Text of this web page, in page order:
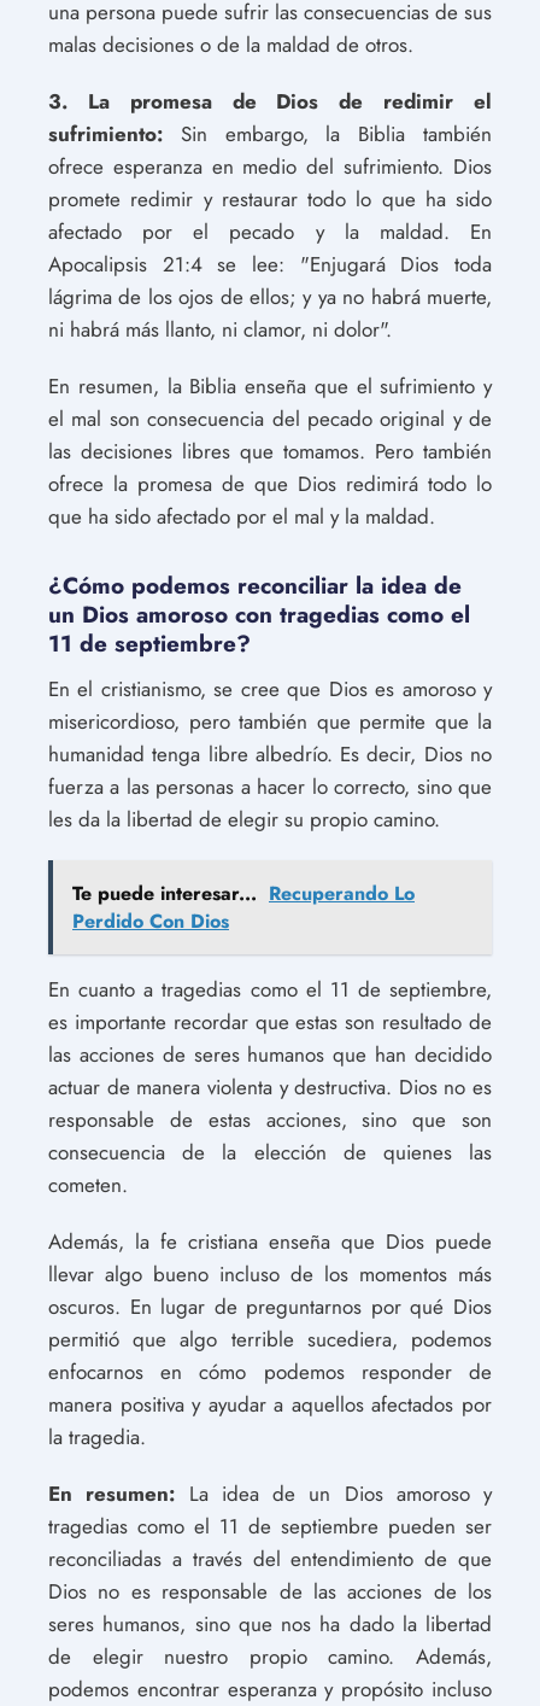
una persona puede sufrir las consecuencias de sus
malas decisiones o de la maldad de otros.
3. La promesa de Dios de redimir el
sufrimiento: Sin embargo, la Biblia también
ofrece esperanza en medio del sufrimiento. Dios
promete redimir y restaurar todo lo que ha sido
afectado por el pecado y la maldad. En
Apocalipsis 21:4 se lee: "Enjugará Dios toda
lágrima de los ojos de ellos; y ya no habrá muerte,
ni habrá más llanto, ni clamor, ni dolor".
En resumen, la Biblia enseña que el sufrimiento y
el mal son consecuencia del pecado original y de
las decisiones libres que tomamos. Pero también
ofrece la promesa de que Dios redimirá todo lo
que ha sido afectado por el mal y la maldad.
¿Cómo podemos reconciliar la idea de
un Dios amoroso con tragedias como el
11 de septiembre?
En el cristianismo, se cree que Dios es amoroso y
misericordioso, pero también que permite que la
humanidad tenga libre albedrío. Es decir, Dios no
fuerza a las personas a hacer lo correcto, sino que
les da la libertad de elegir su propio camino.
Te puede interesar... Recuperando Lo
Perdido Con Dios
En cuanto a tragedias como el 11 de septiembre,
es importante recordar que estas son resultado de
las acciones de seres humanos que han decidido
actuar de manera violenta y destructiva. Dios no es
responsable de estas acciones, sino que son
consecuencia de la elección de quienes las
cometen.
Además, la fe cristiana enseña que Dios puede
llevar algo bueno incluso de los momentos más
oscuros. En lugar de preguntarnos por qué Dios
permitió que algo terrible sucediera, podemos
enfocarnos en cómo podemos responder de
manera positiva y ayudar a aquellos afectados por
la tragedia.
En resumen: La idea de un Dios amoroso y
tragedias como el 11 de septiembre pueden ser
reconciliadas a través del entendimiento de que
Dios no es responsable de las acciones de los
seres humanos, sino que nos ha dado la libertad
de elegir nuestro propio camino. Además,
podemos encontrar esperanza y propósito incluso